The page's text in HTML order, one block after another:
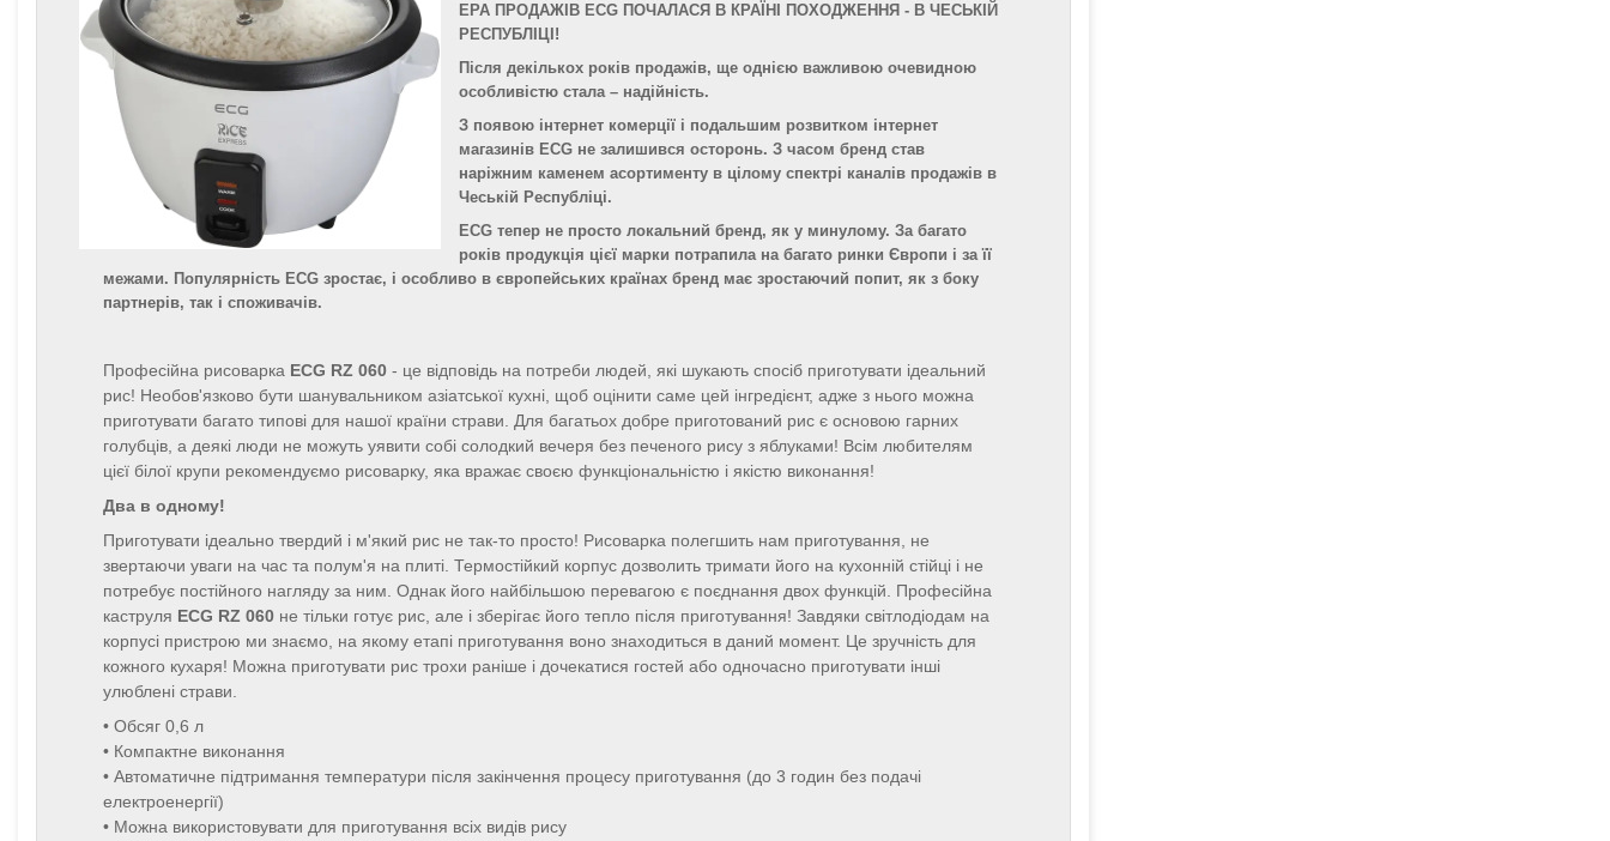
ЕРА ПРОДАЖІВ ECG ПОЧАЛАСЯ В КРАЇНІ ПОХОДЖЕННЯ - В ЧЕСЬКІЙ
РЕСПУБЛІЦІ!
Після декількох років продажів, ще однією важливою очевидною
особливістю стала – надійність.
З появою інтернет комерції і подальшим розвитком інтернет
магазинів ECG не залишився осторонь. З часом бренд став
наріжним каменем асортименту в цілому спектрі каналів продажів в
Чеській Республіці.
ECG тепер не просто локальний бренд, як у минулому. За багато
років продукція цієї марки потрапила на багато ринки Європи і за її
межами. Популярність ECG зростає, і особливо в європейських країнах бренд має зростаючий попит, як з боку
партнерів, так і споживачів.
Професійна рисоварка ECG RZ 060 - це відповідь на потреби людей, які шукають спосіб приготувати ідеальний
рис! Необов'язково бути шанувальником азіатської кухні, щоб оцінити саме цей інгредієнт, адже з нього можна
приготувати багато типові для нашої країни страви. Для багатьох добре приготований рис є основою гарних
голубців, а деякі люди не можуть уявити собі солодкий вечеря без печеного рису з яблуками! Всім любителям
цієї білої крупи рекомендуємо рисоварку, яка вражає своєю функціональністю і якістю виконання!
Два в одному!
Приготувати ідеально твердий і м'який рис не так-то просто! Рисоварка полегшить нам приготування, не
звертаючи уваги на час та полум'я на плиті. Термостійкий корпус дозволить тримати його на кухонній стійці і не
потребує постійного нагляду за ним. Однак його найбільшою перевагою є поєднання двох функцій. Професійна
каструля ECG RZ 060 не тільки готує рис, але і зберігає його тепло після приготування! Завдяки світлодіодам на
корпусі пристрою ми знаємо, на якому етапі приготування воно знаходиться в даний момент. Це зручність для
кожного кухаря! Можна приготувати рис трохи раніше і дочекатися гостей або одночасно приготувати інші
улюблені страви.
• Обсяг 0,6 л
• Компактне виконання
• Автоматичне підтримання температури після закінчення процесу приготування (до 3 годин без подачі
електроенергії)
• Можна використовувати для приготування всіх видів рису